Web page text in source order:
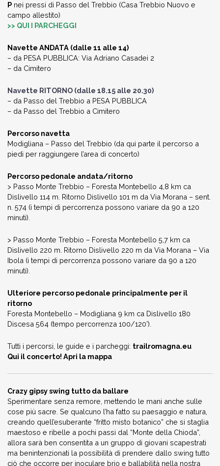
P nei pressi di Passo del Trebbio (Casa Trebbio Nuovo e
campo allestito)
>> QUI I PARCHEGGI
Navette ANDATA (dalle 11 alle 14)
– da PESA PUBBLICA: Via Adriano Casadei 2
­– da Cimitero
Navette RITORNO (dalle 18.15 alle 20.30)
– da Passo del Trebbio a PESA PUBBLICA
– da Passo del Trebbio a Cimitero
Percorso navetta
Modigliana – Passo del Trebbio (da qui parte il percorso a
piedi per raggiungere l’area di concerto)
Percorso pedonale andata/ritorno
> Passo Monte Trebbio – Foresta Montebello 4,8 km ca
Dislivello 114 m. Ritorno Dislivello 101 m da Via Morana – sent.
n. 574 (i tempi di percorrenza possono variare da 90 a 120
minuti).
> Passo Monte Trebbio – Foresta Montebello 5,7 km ca
Dislivello 220 m. Ritorno Dislivello 220 m da Via Morana – Via
Ibola (i tempi di percorrenza possono variare da 90 a 120
minuti).
Ulteriore percorso pedonale principalmente per il
ritorno
Foresta Montebello – Modigliana 9 km ca Dislivello 180
Discesa 564 (tempo percorrenza 100/120’).
Tutti i percorsi, le guide e i parcheggi: trailromagna.eu
Qui il concerto! Apri la mappa
Crazy gipsy swing tutto da ballare
Sperimentare senza remore, mettendo le mani anche sulle
cose più sacre. Se qualcuno l’ha fatto su paesaggio e natura,
creando quell’esuberante “fritto misto botanico” che si staglia
maestoso e ribelle a pochi passi dal “Monte della Chioda”,
allora sarà ben consentita a un gruppo di giovani scapestrati
ma benintenzionati la possibilità di prendere dallo swing tutto
ciò che occorre per inoculare brio e ballabilità nella nostra